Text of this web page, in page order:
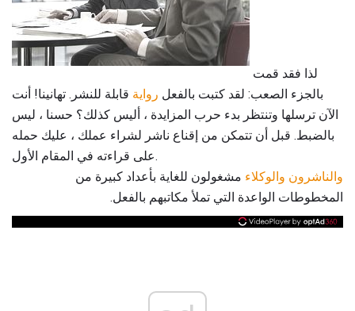
بالجزء الصعب: لقد كتبت بالفعل رواية قابلة للنشر. تهانينا! أنت
الآن ترسلها وتنتظر بدء حرب المزايدة ، أليس كذلك؟ حسنا ، ليس
بالضبط. قبل أن تتمكن من إقناع ناشر لشراء عملك ، عليك حمله
على قراءته في المقام الأول.
والناشرون والوكلاء مشغولون للغاية بأعداد كبيرة من
المخطوطات الواعدة التي تملأ مكاتبهم بالفعل.